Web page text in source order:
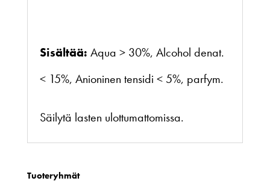
Sisältää: Aqua > 30%, Alcohol denat.
< 15%, Anioninen tensidi < 5%, parfym.
Säilytä lasten ulottumattomissa.
Tuoteryhmät